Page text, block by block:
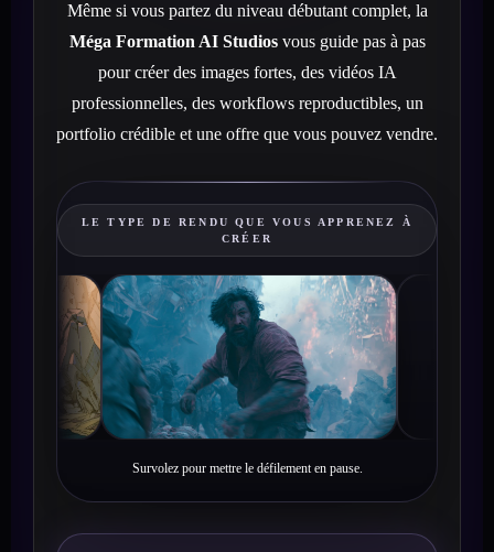
Même si vous partez du niveau débutant complet, la
Méga Formation AI Studiosvous guide pas à pas
pour créer des images fortes, des vidéos IA
professionnelles, des workflows reproductibles, un
portfolio crédible et une offre que vous pouvez vendre.
LE TYPE DE RENDU QUE VOUS APPRENEZ À
CRÉER
Survolez pour mettre le défilement en pause.